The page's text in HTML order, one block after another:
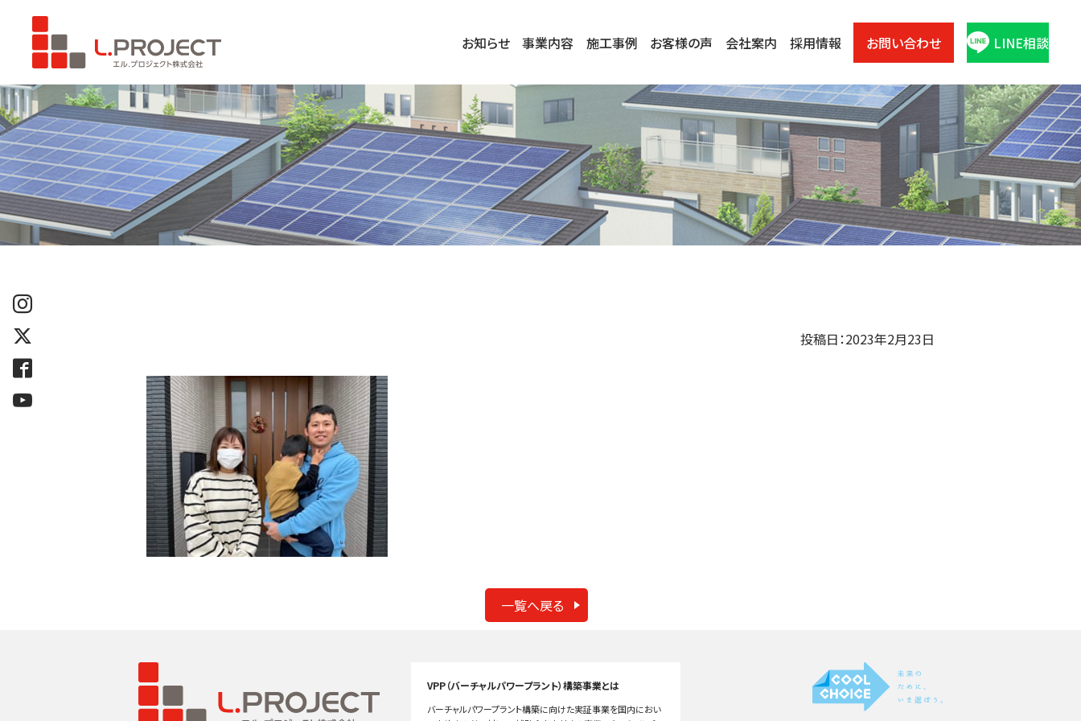
お知らせ 事業内容 施工事例 お客様の声 会社案内 採用情報 お問い合わせ LINE相談
投稿日：2023年2月23日
一覧へ戻る
VPP（バーチャルパワープラント）構築事業とは
バーチャルパワープラント構築に向けた実証事業を国内におい